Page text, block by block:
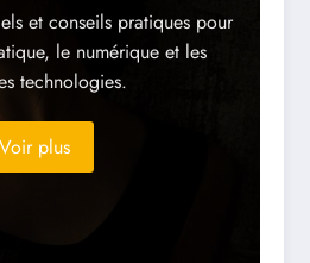
et conseils pratiques pour
le numérique et les
technologies.
Voir plus